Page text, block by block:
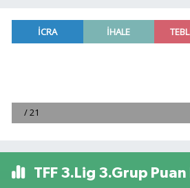
TFF 3.Lig 3.Grup